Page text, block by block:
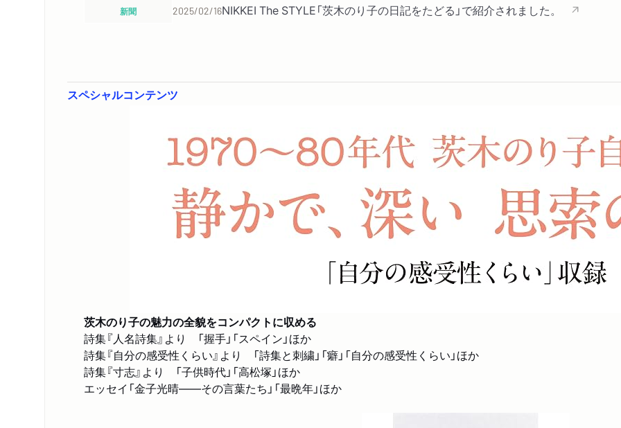
新聞 2025/02/16NIKKEI The STYLE「茨木のり子の日記をたどる」で紹介されました。
スペシャルコンテンツ
茨木のり子の魅力の全貌をコンパクトに収める
詩集『人名詩集』より 「握手」「スペイン」ほか
詩集『自分の感受性くらい』より 「詩集と刺繍」「癖」「自分の感受性くらい」ほか
詩集『寸志』より 「子供時代」「高松塚」ほか
エッセイ「金子光晴――その言葉たち」「最晩年」ほか